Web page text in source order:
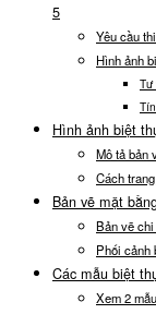
5
Yêu cầu
Hình ảnh
Tư
Hình ảnh biệt
Mô tả bản
Cách
Bản vẽ mặt
Bản vẽ chi
Phối cảnh
Các mẫu biệt
Xem 2